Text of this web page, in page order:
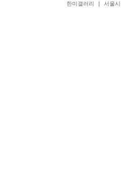
한미갤러리
| 서울